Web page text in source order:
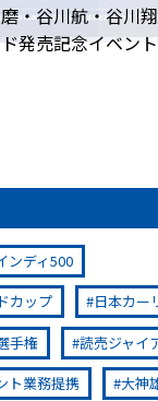
・谷川航・谷川
発売記念イベン
ンディ500
カップ
日本カー
手権
読売ジャイ
ト業務提携
大神